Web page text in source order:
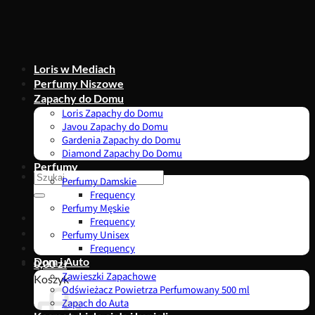
Szukaj:
0,00zł
Koszyk
Loris w Mediach
Perfumy Niszowe
Zapachy do Domu
Loris Zapachy do Domu
Javou Zapachy do Domu
Gardenia Zapachy do Domu
Diamond Zapachy Do Domu
Perfumy
Perfumy Damskie
Frequency
Perfumy Męskie
Frequency
Perfumy Unisex
Frequency
Dom i Auto
Zawieszki Zapachowe
Odświeżacz Powietrza Perfumowany 500 ml
Zapach do Auta